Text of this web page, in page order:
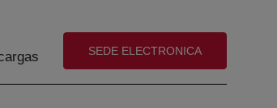
(abre en nueva ventana)
SEDE ELECTRONICA